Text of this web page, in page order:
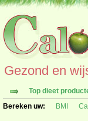
Gezond en
Top dieet
Bereken uw:
BMI